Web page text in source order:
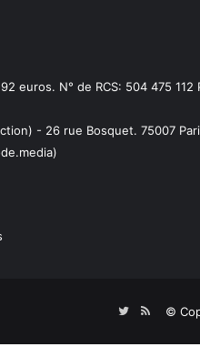
euros. N° de RCS: 504 475 112
- 26 rue Bosquet. 75007
©
Twitter
RSS